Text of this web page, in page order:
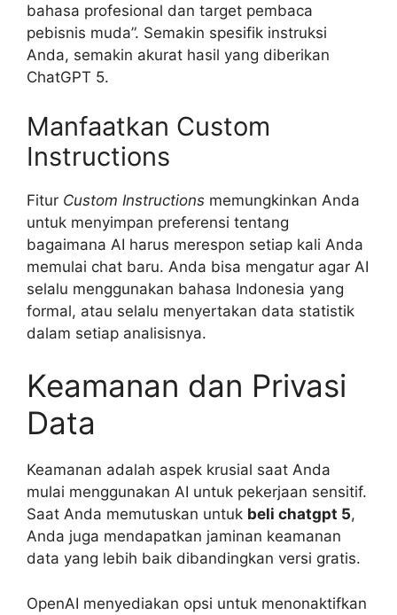
bahasa profesional dan target pembaca
pebisnis muda”. Semakin spesifik instruksi
Anda, semakin akurat hasil yang diberikan
ChatGPT 5.
Manfaatkan Custom
Instructions
Fitur Custom Instructions memungkinkan Anda
untuk menyimpan preferensi tentang
bagaimana AI harus merespon setiap kali Anda
memulai chat baru. Anda bisa mengatur agar AI
selalu menggunakan bahasa Indonesia yang
formal, atau selalu menyertakan data statistik
dalam setiap analisisnya.
Keamanan dan Privasi
Data
Keamanan adalah aspek krusial saat Anda
mulai menggunakan AI untuk pekerjaan sensitif.
Saat Anda memutuskan untuk beli chatgpt 5,
Anda juga mendapatkan jaminan keamanan
data yang lebih baik dibandingkan versi gratis.
OpenAI menyediakan opsi untuk menonaktifkan